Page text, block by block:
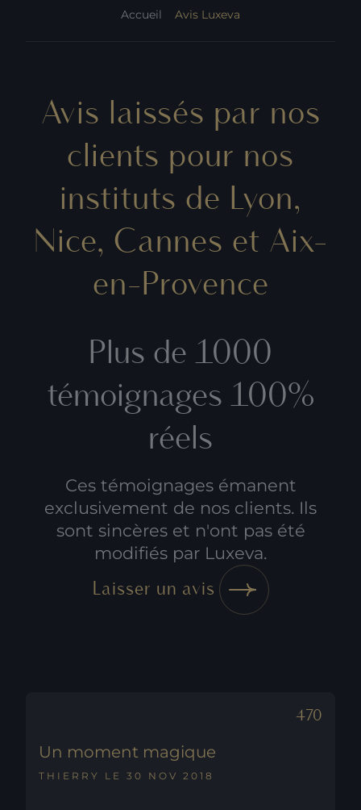
Accueil Avis Luxeva
Avis laissés par nos
clients pour nos
instituts de Lyon,
Nice, Cannes et Aix-
en-Provence
Plus de 1000
témoignages 100%
réels
Ces témoignages émanent
exclusivement de nos clients. Ils
sont sincères et n'ont pas été
modifiés par Luxeva.
Laisser un avis
Un moment magique
THIERRY LE 30 NOV 2018